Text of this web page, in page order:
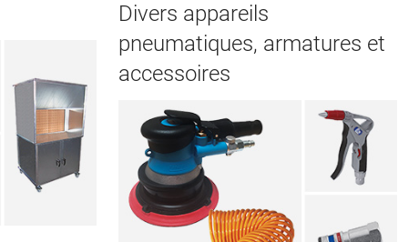
Divers appareils
pneumatiques, armatures et
accessoires